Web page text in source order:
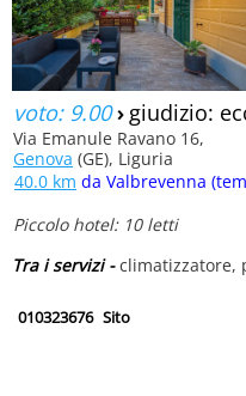
voto: 9.00› giudizio:
Via Emanule Ravano 16,
Genova (GE), Liguria
40.0 km da Valbrevenna
Piccolo hotel: 10 letti
Tra i servizi -climatizzatore,
010323676 Sito